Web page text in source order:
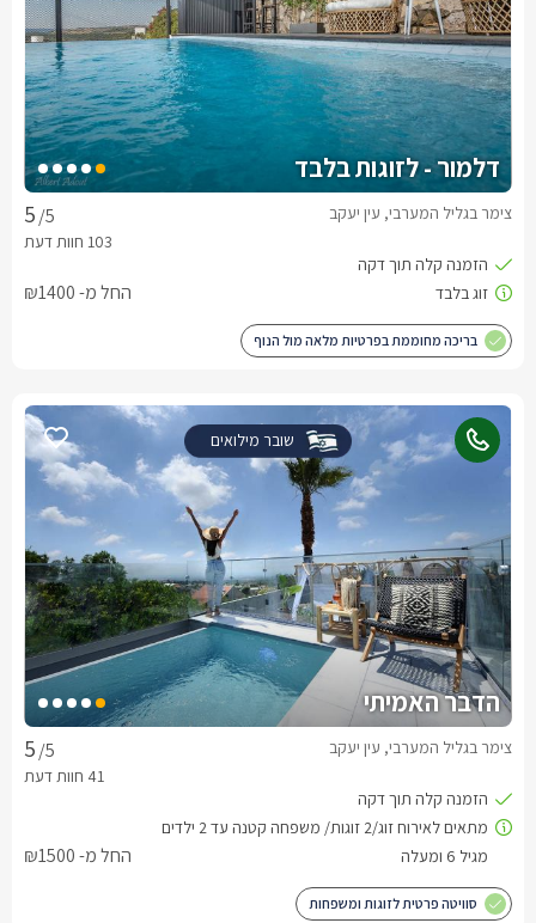
דלמור - לזוגות בלבד
/5 צימר בגליל המערבי, עין יעקב
החל מ- ₪1400
בריכה מחוממת בפרטיות מלאה מול הנוף
שובר מילואים
הדבר האמיתי
/5 צימר בגליל המערבי, עין יעקב
החל מ- ₪1500
סוויטה פרטית לזוגות ומשפחות